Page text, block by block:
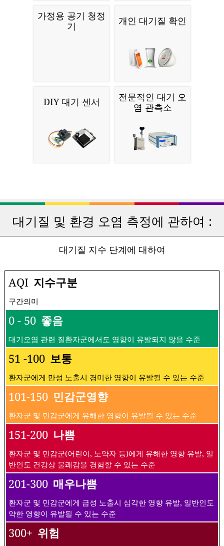
가정용 공기 청정
기
개인 대기질 확인
DIY 대기 센서
전문적인 대기 오
염 관측소
대기질 및 환경 오염 측정에 관하여 :
대기질 지수 단계에 대하여
AQI 지수구분
구간의미
0 - 50 좋음
대기오염 관련 질환자군에서도 영향이 유발되지 않을 수준
51 -100 보통
환자군에게 만성 노출시 경미한 영향이 유발될 수 있는 수준
101-150 민감군영향
환자군 및 민감군에게 유해한 영향이 유발될 수 있는 수준
151-200 나쁨
환자군 및 민감군(어린이, 노약자 등)에게 유해한 영향 유발, 일
반인도 건강상 불쾌감을 경험할 수 있는 수준
201-300 매우나쁨
환자군 및 민감군에게 급성 노출시 심각한 영향 유발, 일반인도
약한 영향이 유발될 수 있는 수준
300+ 위험